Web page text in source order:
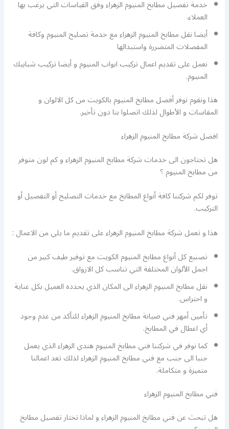
خدمة تفصيل مطابخ المنيوم الزهراء وفق القياسات التي يرغب بها
العملاء.
أيضا نقل مطابخ المنيوم الزهراء مع خدمة تصليح المنيوم وكافة
المفصلات المتضررة واستبدالها
نعمل على تقديم اعمال تركيب ابواب المنيوم و أيضا تركيب شبابيك
المنيوم.
هذا ونقوم نوفر أفضل مطابخ المنيوم بالكويت من كل الالوان و
المقاسات و الأطوال لذلك اتصلوا بنا دون تأخير.
افضل شركة مطابخ المنيوم الزهراء
هل تحتاجون الى خدمات شركة مطابخ المنيوم الزهراء و كم لون متوفر
من مطابخ المنيوم ؟
توفر لكم شركتنا كافة أنواع المطابخ مع خدمات التصليح أو التفصيل أو
التركيب.
هذا و تعمل شركة مطابخ المنيوم الزهراء على تقديم ما يلي من الاعمال :
تصنيع كل أنواع مطابخ المنيوم الكويت مع توفير طيف كبير من
اجمل الألوان المختلفة التي تناسب كل الازواق.
نقل مطابخ المنيوم الزهراء الى المكان الذي يحدده العميل بكل عناية
و احتراس.
تأمين أمهر فني صيانة مطابخ المنيوم الزهراء للتأكد من عدم وجود
أي اعطال في المطابخ.
كما نوفر في شركتنا فني مطابخ المنيوم هندي الزهراء الذي يعمل
جنبا الى جنب مع فني مطابخ المنيوم الزهراء لذلك تعد اعمالنا
متميزة و متكاملة.
فني مطابخ المنيوم الزهراء
هل تبحث عن فني مطابخ المنيوم الزهراء و لماذا تختار تفصيل مطابخ